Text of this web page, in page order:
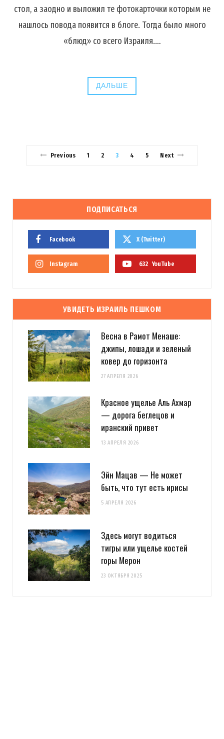
стол, а заодно и выложил те фотокарточки которым не
нашлось повода появится в блоге. Тогда было много
«блюд» со всего Израиля.…
ДАЛЬШЕ
Previous 1 2 3 4 5 Next
ПОДПИСАТЬСЯ
Facebook X (Twitter)
Instagram 632 YouTube
УВИДЕТЬ ИЗРАИЛЬ ПЕШКОМ
Весна в Рамот Менаше:
джипы, лошади и зеленый
ковер до горизонта
27 АПРЕЛЯ 2026
Красное ущелье Аль Ахмар
— дорога беглецов и
иранский привет
13 АПРЕЛЯ 2026
Эйн Мацав — Не может
быть, что тут есть ирисы
5 АПРЕЛЯ 2026
Здесь могут водиться
тигры или ущелье костей
горы Мерон
23 ОКТЯБРЯ 2025